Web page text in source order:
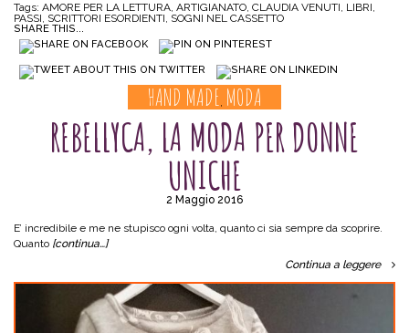
Tags: AMORE PER LA LETTURA, ARTIGIANATO, CLAUDIA VENUTI, LIBRI,
PASSI, SCRITTORI ESORDIENTI, SOGNI NEL CASSETTO
SHARE THIS...
HAND MADE , MODA
REBELLYCA, LA MODA PER DONNE
UNICHE
2 Maggio 2016
E’ incredibile e me ne stupisco ogni volta, quanto ci sia sempre da scoprire.
Quanto [continua…]
Continua a leggere